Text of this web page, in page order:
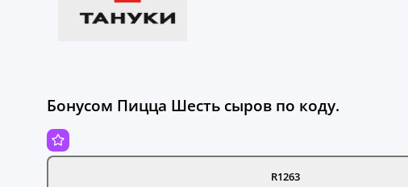
Бонусом Пицца Шесть сыров по коду.
R1263